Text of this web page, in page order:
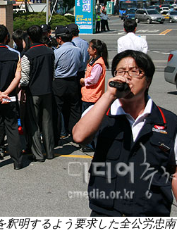
明するよう要求した全公労忠南